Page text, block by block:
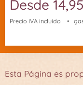
Desde 14,95
Precio IVA incluido
Esta Página es